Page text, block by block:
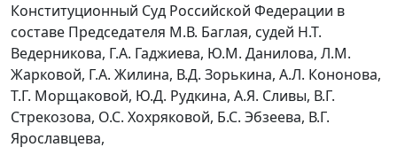
Конституционный Суд Российской Федерации в
составе Председателя М.В. Баглая, судей Н.Т.
Ведерникова, Г.А. Гаджиева, Ю.М. Данилова, Л.М.
Жарковой, Г.А. Жилина, В.Д. Зорькина, А.Л. Кононова,
Т.Г. Морщаковой, Ю.Д. Рудкина, А.Я. Сливы, В.Г.
Стрекозова, О.С. Хохряковой, Б.С. Эбзеева, В.Г.
Ярославцева,